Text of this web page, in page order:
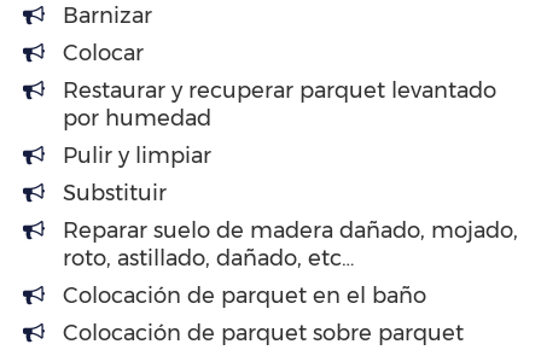
Barnizar
Colocar
Restaurar y recuperar parquet levantado
por humedad
Pulir y limpiar
Substituir
Reparar suelo de madera dañado, mojado,
roto, astillado, dañado, etc…
Colocación de parquet en el baño
Colocación de parquet sobre parquet